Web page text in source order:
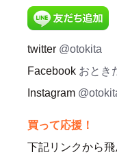
twitter @otokita
Facebook おとき
Instagram
買って応援！
下記リンクから